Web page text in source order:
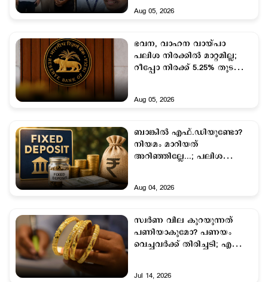
Aug 05, 2026
ഭവന, വാഹന വായ്പാ
പലിശ നിരക്കിൽ മാറ്റമില്ല;
റീപ്പോ നിരക്ക് 5.25% തുടരും:
Aug 05, 2026
ബാങ്കില്‍ എഫ്.ഡിയുണ്ടോ?
നിയമം മാറിയത്
അറിഞ്ഞില്ലേ...; പലിശ
Aug 04, 2026
സ്വർണ വില കുറയുന്നത്
പണിയാകുമോ? പണയം
വെച്ചവർക്ക് തിരിച്ചടി; എന്ത്
Jul 14, 2026